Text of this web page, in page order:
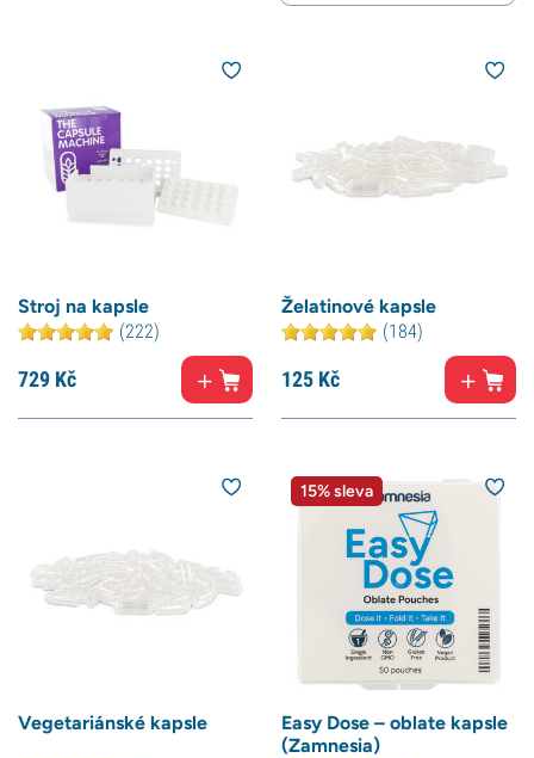
Stroj na kapsle
(222)
729 Kč
Želatinové kapsle
(184)
125 Kč
Vegetariánské kapsle
15% sleva
Easy Dose – oblate kapsle
(Zamnesia)